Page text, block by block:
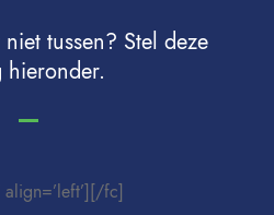
tussen? Stel deze
hieronder.
align=’left’][/fc]